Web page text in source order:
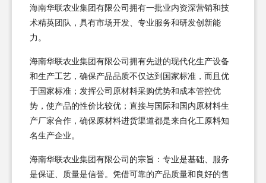
海南华联农业集团有限公司拥有一批业内资深营销和技
术精英团队，具有市场开发、专业服务和研发创新能
力。
海南华联农业集团有限公司拥有先进的现代化生产设备
和生产工艺，确保产品品质不仅达到国家标准，而且优
于国家标准；发挥公司原材料采购优势和成本管控优
势，使产品的性价比较优；直接与国际和国内原材料生
产厂家合作，确保原材料进货渠道都是来自化工原料知
名生产企业。
海南华联农业集团有限公司的宗旨：专业是基础、服务
是保证、质量是信誉。凭借可靠的产品质量和良好的售